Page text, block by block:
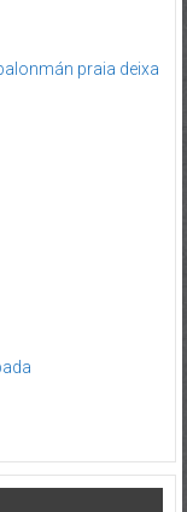
praia deixa